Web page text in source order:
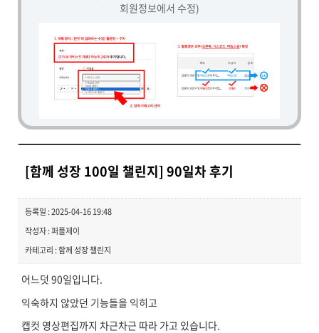
회원정보에서 수정)
[함께 성장 100일 챌린지] 90일차 후기
등록일 : 2025-04-16 19:48
작성자 : 퍼플제이
카테고리 : 함께 성장 챌린지
어느덧 90일입니다.
익숙하지 않았던 기능들을 익히고
캡컷 영상편집까지 차근차근 따라 가고 있습니다.